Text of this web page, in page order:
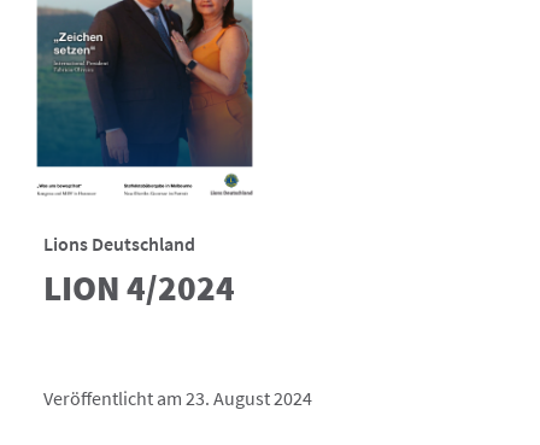
Lions Deutschland
LION 4/2024
Veröffentlicht am 23. August 2024